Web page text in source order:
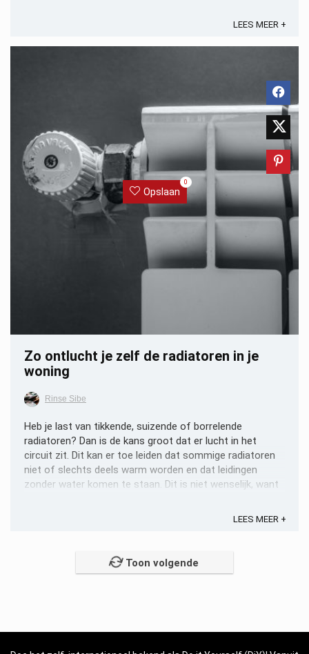
LEES MEER +
Opslaan
0
Zo ontlucht je zelf de radiatoren in je
woning
Rinse Sibe
Heb je last van tikkende, suizende of borrelende
radiatoren? Dan is de kans groot dat er lucht in het
circuit zit. Dit kan er toe leiden dat sommige radiatoren
niet of slechts deels warm worden en dat leidingen
zonder water komen te staan. Dit is niet wenselijk, want
LEES MEER +
Toon volgende